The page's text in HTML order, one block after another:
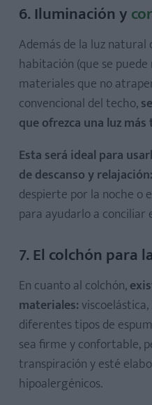
6. Iluminación y
Además de la luz
habitación (que se
materiales que no
convencional del techo,
que ofrezca una luz
Esta será ideal para
de descanso y relajación:
despierte por la noche o
para ayudarlo a conciliar
7. El colchón para
En cuanto al colchón,
materiales:
diferentes tipos de
sea firme y confortable,
transpiración y esté
hipoalergénicos.